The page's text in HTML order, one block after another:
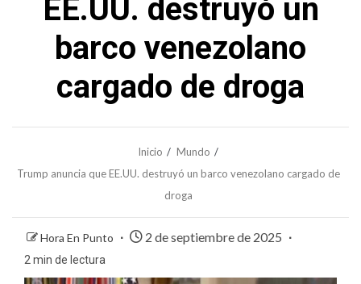
EE.UU. destruyó un
barco venezolano
cargado de droga
Inicio
Mundo
Trump anuncia que EE.UU. destruyó un barco venezolano cargado de
droga
Hora En Punto 2 de septiembre de 2025
2 min de lectura